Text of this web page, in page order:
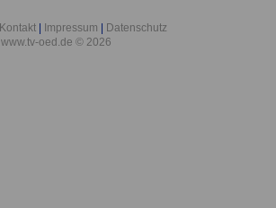
Kontakt Impressum
Datenschutz
www.tv-oed.de © 2026